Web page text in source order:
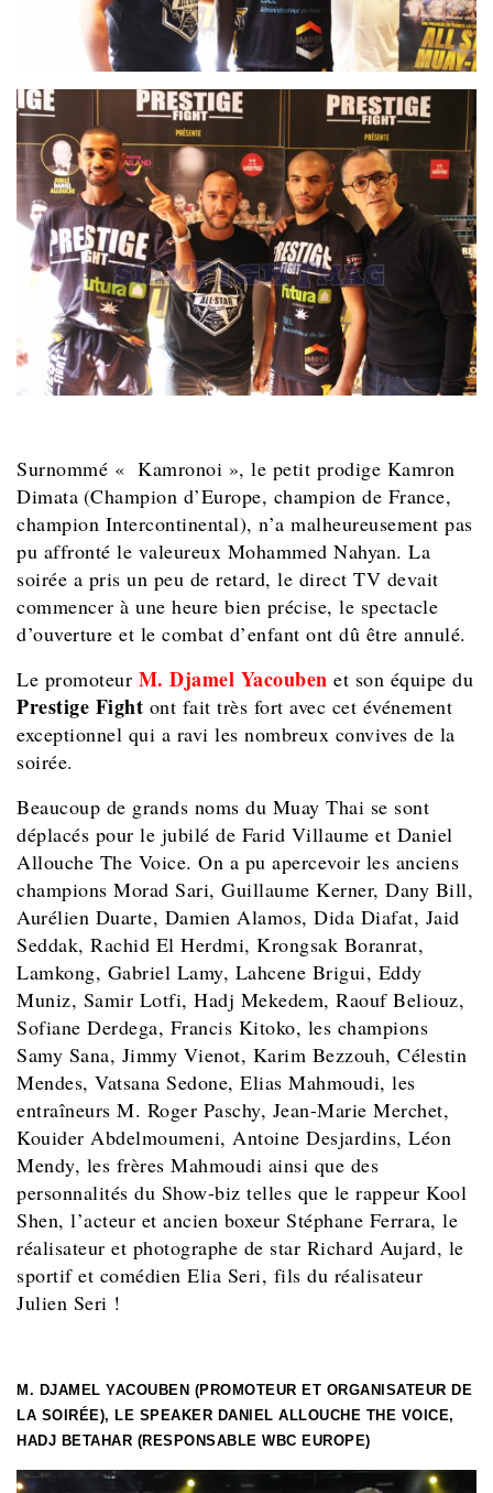
Surnommé « Kamronoi », le petit prodige Kamron
Dimata (Champion d’Europe, champion de France,
champion Intercontinental), n’a malheureusement pas
pu affronté le valeureux Mohammed Nahyan. La
soirée a pris un peu de retard, le direct TV devait
commencer à une heure bien précise, le spectacle
d’ouverture et le combat d’enfant ont dû être annulé.
Le promoteur M. Djamel Yacouben et son équipe du
Prestige Fight ont fait très fort avec cet événement
exceptionnel qui a ravi les nombreux convives de la
soirée.
Beaucoup de grands noms du Muay Thai se sont
déplacés pour le jubilé de Farid Villaume et Daniel
Allouche The Voice. On a pu apercevoir les anciens
champions Morad Sari, Guillaume Kerner, Dany Bill,
Aurélien Duarte, Damien Alamos, Dida Diafat, Jaid
Seddak, Rachid El Herdmi, Krongsak Boranrat,
Lamkong, Gabriel Lamy, Lahcene Brigui, Eddy
Muniz, Samir Lotfi, Hadj Mekedem, Raouf Beliouz,
Sofiane Derdega, Francis Kitoko, les champions
Samy Sana, Jimmy Vienot, Karim Bezzouh, Célestin
Mendes, Vatsana Sedone, Elias Mahmoudi, les
entraîneurs M. Roger Paschy, Jean-Marie Merchet,
Kouider Abdelmoumeni, Antoine Desjardins, Léon
Mendy, les frères Mahmoudi ainsi que des
personnalités du Show-biz telles que le rappeur Kool
Shen, l’acteur et ancien boxeur Stéphane Ferrara, le
réalisateur et photographe de star Richard Aujard, le
sportif et comédien Elia Seri, fils du réalisateur
Julien Seri !
M. DJAMEL YACOUBEN (PROMOTEUR ET ORGANISATEUR DE
LA SOIRÉE), LE SPEAKER DANIEL ALLOUCHE THE VOICE,
HADJ BETAHAR (RESPONSABLE WBC EUROPE)